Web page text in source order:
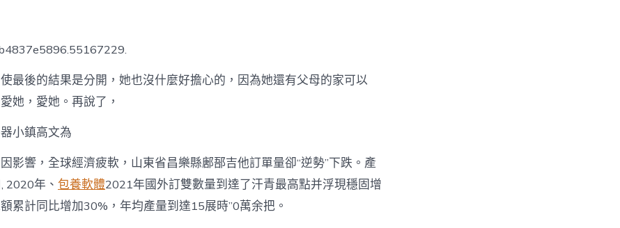
專
包
中
最後的結果是分開，她也沒什麼好擔心的，因為她還有父母的家可以
她，愛她。再說了，
小鎮高文為
影響，全球經濟疲軟，山東省昌樂縣鄌郚吉他訂單量卻“逆勢”下跌。產
2020年、 包養軟體2021年國外訂雙數量到達了汗青最高點并浮現穩固增
累計同比增加30%，年均產量到達15展時”0萬余把。